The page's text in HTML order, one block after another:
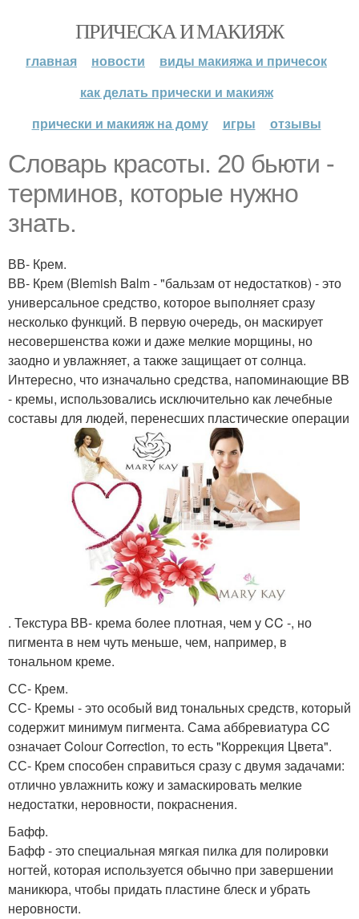
ПРИЧЕСКА И МАКИЯЖ
главная новости
виды макияжа и причесок
как делать прически и макияж
прически и макияж на дому
игры отзывы
Словарь красоты. 20 бьюти -
терминов, которые нужно
знать.
ВВ- Крем.
ВВ- Крем (Blemish Balm - "бальзам от недостатков) - это
универсальное средство, которое выполняет сразу
несколько функций. В первую очередь, он маскирует
несовершенства кожи и даже мелкие морщины, но
заодно и увлажняет, а также защищает от солнца.
Интересно, что изначально средства, напоминающие BB
- кремы, использовались исключительно как лечебные
составы для людей, перенесших пластические операции
. Текстура ВВ- крема более плотная, чем у CC -, но
пигмента в нем чуть меньше, чем, например, в
тональном креме.
СС- Крем.
СС- Кремы - это особый вид тональных средств, который
содержит минимум пигмента. Сама аббревиатура CC
означает Colour Correction, то есть "Коррекция Цвета".
СС- Крем способен справиться сразу с двумя задачами:
отлично увлажнить кожу и замаскировать мелкие
недостатки, неровности, покраснения.
Бафф.
Бафф - это специальная мягкая пилка для полировки
ногтей, которая используется обычно при завершении
маникюра, чтобы придать пластине блеск и убрать
неровности.